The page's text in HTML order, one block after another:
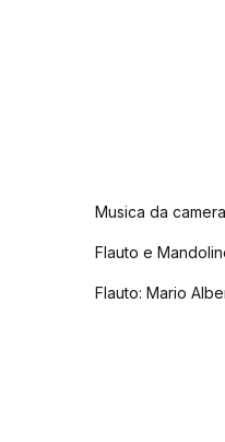
Musica da
Flauto e
Flauto: Mario